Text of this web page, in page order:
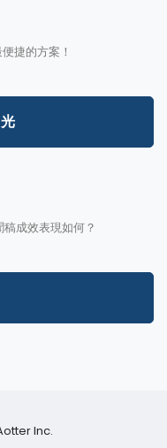
捷的方案！
成效表現如何？
Inc.